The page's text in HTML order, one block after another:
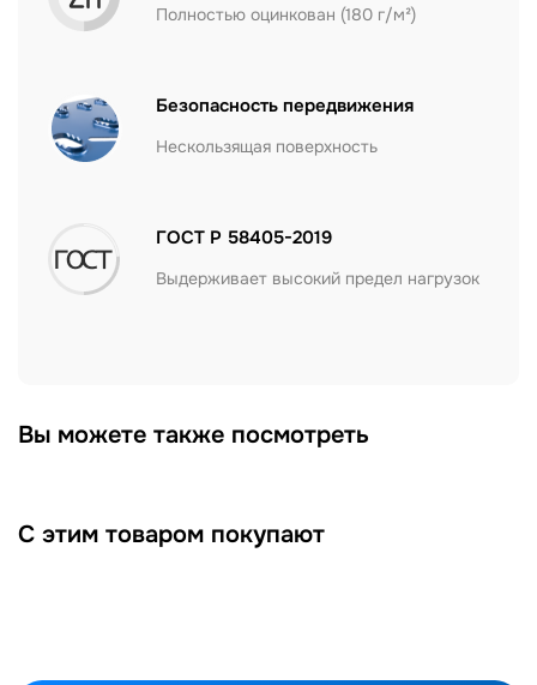
Полностью оцинкован (180 г/м²)
Безопасность передвижения
Нескользящая поверхность
ГОСТ Р 58405-2019
Выдерживает высокий предел нагрузок
Вы можете также посмотреть
С этим товаром покупают